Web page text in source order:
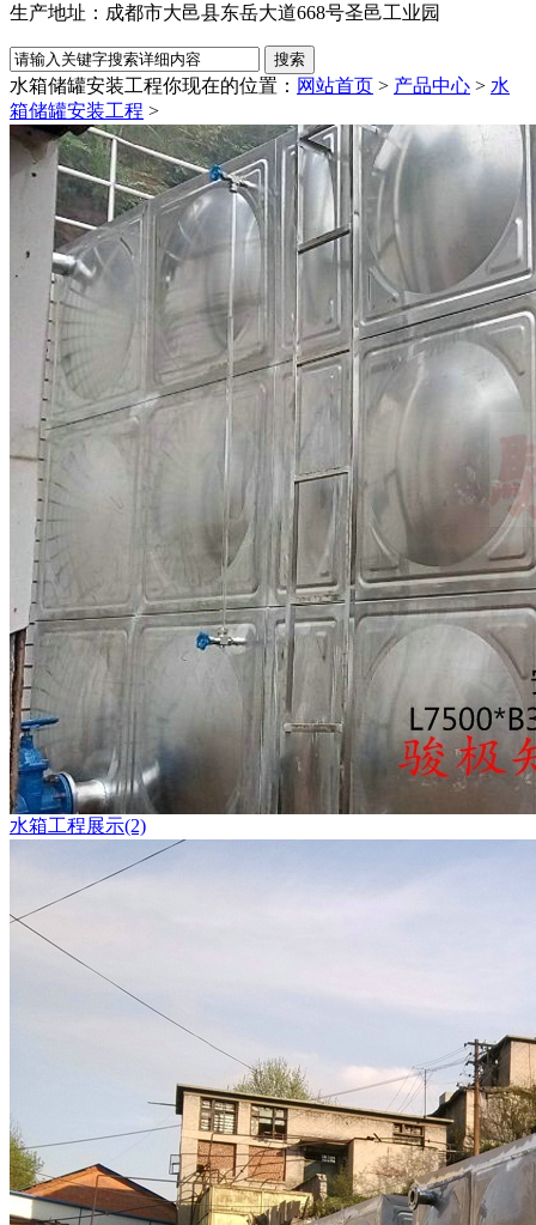
生产地址：成都市大邑县东岳大道668号圣邑工业园
水箱储罐安装工程你现在的位置： 网站首页 > 产品中心 > 水
箱储罐安装工程 >
水箱工程展示(2)